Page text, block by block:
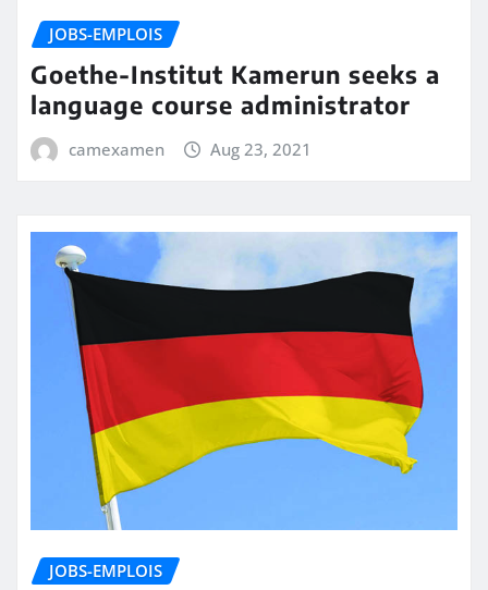
JOBS-EMPLOIS
Goethe-Institut Kamerun seeks a
language course administrator
camexamen Aug 23, 2021
JOBS-EMPLOIS